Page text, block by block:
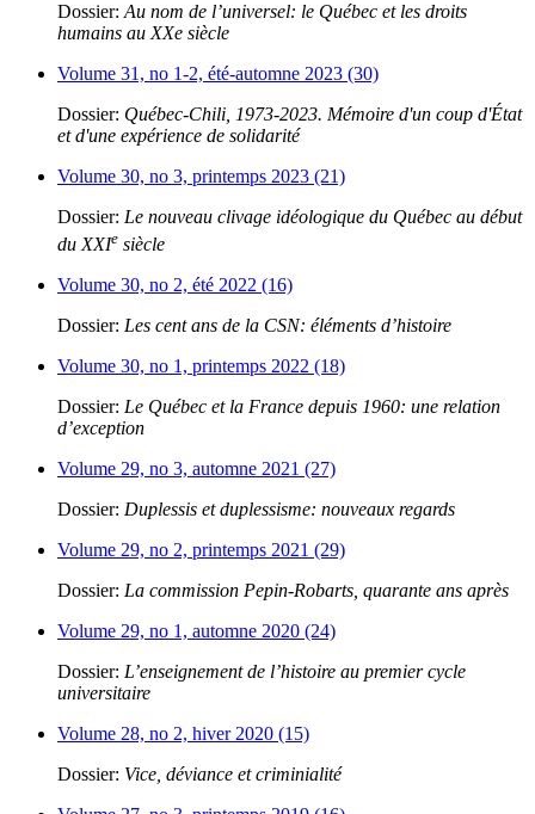
Dossier: Au nom de l’universel: le Québec et les droits
humains au XXe siècle
Volume 31, no 1-2, été-automne 2023 (30)
Dossier: Québec-Chili, 1973-2023. Mémoire d'un coup d'État
et d'une expérience de solidarité
Volume 30, no 3, printemps 2023 (21)
Dossier: Le nouveau clivage idéologique du Québec au début
du XXIe siècle
Volume 30, no 2, été 2022 (16)
Dossier: Les cent ans de la CSN: éléments d’histoire
Volume 30, no 1, printemps 2022 (18)
Dossier: Le Québec et la France depuis 1960: une relation
d’exception
Volume 29, no 3, automne 2021 (27)
Dossier: Duplessis et duplessisme: nouveaux regards
Volume 29, no 2, printemps 2021 (29)
Dossier: La commission Pepin-Robarts, quarante ans après
Volume 29, no 1, automne 2020 (24)
Dossier: L’enseignement de l’histoire au premier cycle
universitaire
Volume 28, no 2, hiver 2020 (15)
Dossier: Vice, déviance et criminialité